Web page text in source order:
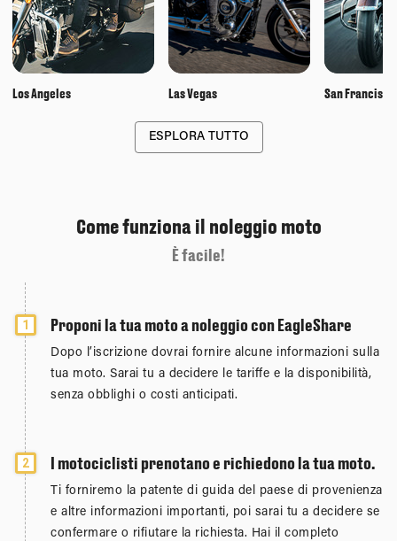
Los Angeles Las Vegas San Francisco
ESPLORA TUTTO
Come funziona il noleggio moto
È facile!
1 Proponi la tua moto a noleggio con EagleShare
Dopo l’iscrizione dovrai fornire alcune informazioni sulla
tua moto. Sarai tu a decidere le tariffe e la disponibilità,
senza obblighi o costi anticipati.
2 I motociclisti prenotano e richiedono la tua moto.
Ti forniremo la patente di guida del paese di provenienza
e altre informazioni importanti, poi sarai tu a decidere se
confermare o rifiutare la richiesta. Hai il completo